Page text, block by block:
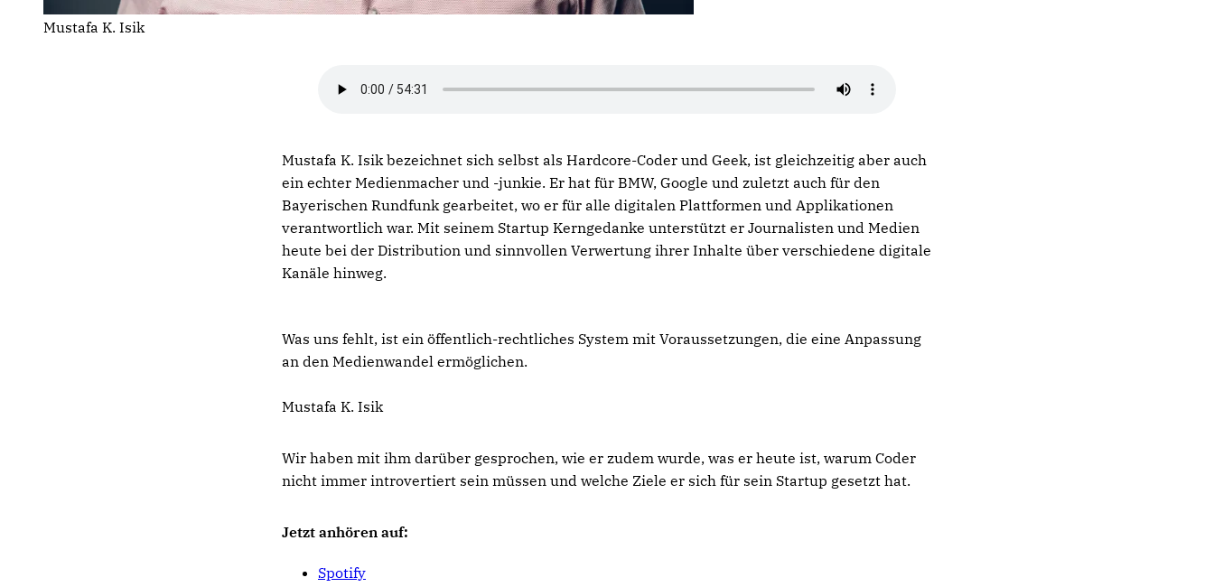
Mustafa K. Isik
Mustafa K. Isik bezeichnet sich selbst als Hardcore-Coder und Geek, ist gleichzeitig aber auch
ein echter Medienmacher und -junkie. Er hat für BMW, Google und zuletzt auch für den
Bayerischen Rundfunk gearbeitet, wo er für alle digitalen Plattformen und Applikationen
verantwortlich war. Mit seinem Startup Kerngedanke unterstützt er Journalisten und Medien
heute bei der Distribution und sinnvollen Verwertung ihrer Inhalte über verschiedene digitale
Kanäle hinweg.
Was uns fehlt, ist ein öffentlich-rechtliches System mit Voraussetzungen, die eine Anpassung
an den Medienwandel ermöglichen.
Mustafa K. Isik
Wir haben mit ihm darüber gesprochen, wie er zudem wurde, was er heute ist, warum Coder
nicht immer introvertiert sein müssen und welche Ziele er sich für sein Startup gesetzt hat.
Jetzt anhören auf:
Spotify